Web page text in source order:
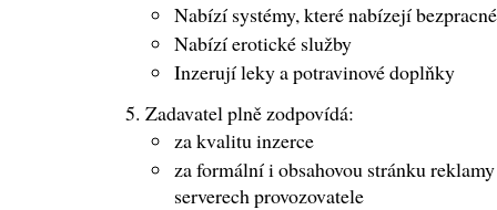
Nabízí systémy, které nabízejí
Nabízí erotické služby
Inzerují leky a potravinové doplňky
Zadavatel plně zodpovídá:
za kvalitu inzerce
za formální i obsahovou stránku
serverech provozovatele